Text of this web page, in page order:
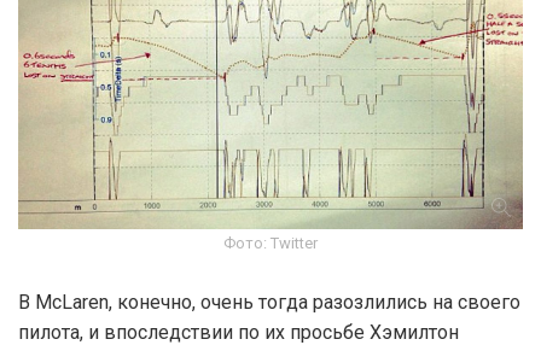
Фото: Twitter
В McLaren, конечно, очень тогда разозлились на своего
пилота, и впоследствии по их просьбе Хэмилтон